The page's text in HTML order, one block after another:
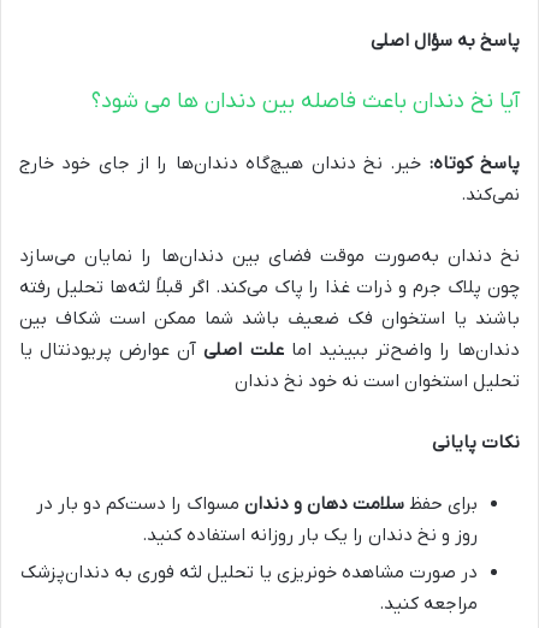
پاسخ به سؤال اصلی
آیا نخ دندان باعث فاصله بین دندان ها می شود؟
پاسخ کوتاه: خیر. نخ دندان هیچ‌گاه دندان‌ها را از جای خود خارج
نمی‌کند.
نخ دندان به‌صورت موقت فضای بین دندان‌ها را نمایان می‌سازد
چون پلاک جرم و ذرات غذا را پاک می‌کند. اگر قبلاً لثه‌ها تحلیل رفته
باشند یا استخوان فک ضعیف باشد شما ممکن است شکاف بین
دندان‌ها را واضح‌تر ببینید اماعلت اصلیآن عوارض پریودنتال یا
تحلیل استخوان است نه خود نخ دندان
نکات پایانی
برای حفظ سلامت دهان و دندان مسواک را دست‌کم دو بار در
روز و نخ دندان را یک بار روزانه استفاده کنید.
در صورت مشاهده خونریزی یا تحلیل لثه فوری به دندان‌پزشک
مراجعه کنید.